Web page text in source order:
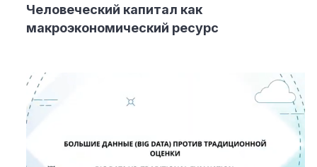
Человеческий капитал как
макроэкономический ресурс